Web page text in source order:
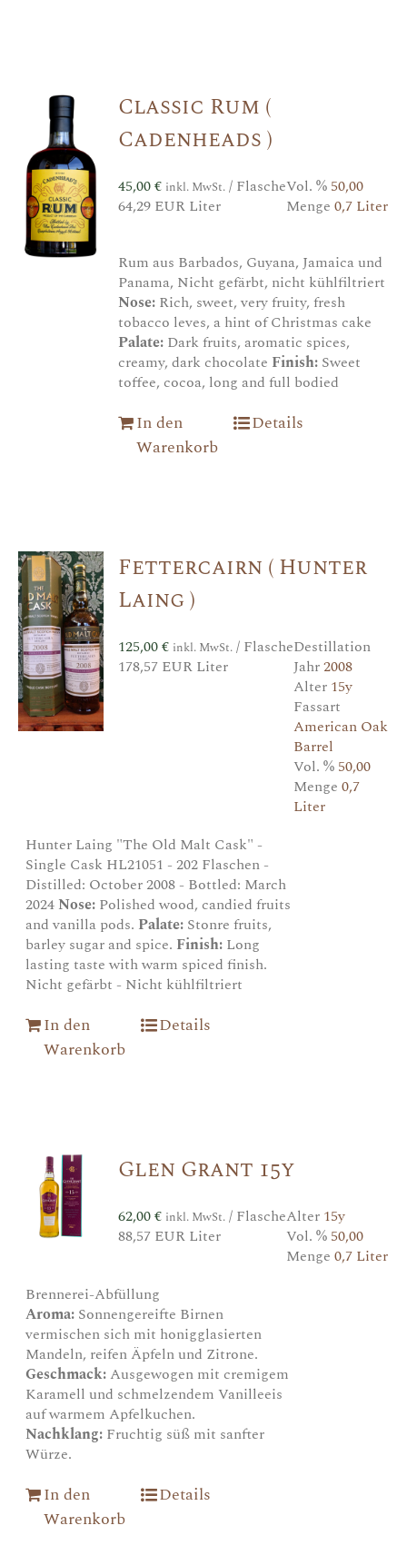
Classic Rum (
Cadenheads )
45,00€ inkl. MwSt. / Flasche
64,29 EUR Liter
Vol. % 50,00
Menge0,7 Liter
Rum aus Barbados, Guyana, Jamaica und
Panama, Nicht gefärbt, nicht kühlfiltriert
Nose: Rich, sweet, very fruity, fresh
tobacco leves, a hint of Christmas cake
Palate: Dark fruits, aromatic spices,
creamy, dark chocolate Finish: Sweet
toffee, cocoa, long and full bodied
In den
Warenkorb
Details
Fettercairn ( Hunter
Laing )
125,00€ inkl. MwSt. / Flasche
178,57 EUR Liter
Destillation
Jahr2008
Alter 15y
Fassart
American Oak
Barrel
Vol. % 50,00
Menge0,7
Liter
Hunter Laing "The Old Malt Cask" -
Single Cask HL21051 - 202 Flaschen -
Distilled: October 2008 - Bottled: March
2024 Nose: Polished wood, candied fruits
and vanilla pods. Palate: Stonre fruits,
barley sugar and spice. Finish: Long
lasting taste with warm spiced finish.
Nicht gefärbt - Nicht kühlfiltriert
In den
Warenkorb
Details
Glen Grant 15y
62,00€ inkl. MwSt. / Flasche
88,57 EUR Liter
Alter 15y
Vol. % 50,00
Menge0,7 Liter
Brennerei-Abfüllung
Aroma: Sonnengereifte Birnen
vermischen sich mit honigglasierten
Mandeln, reifen Äpfeln und Zitrone.
Geschmack:Ausgewogen mit cremigem
Karamell und schmelzendem Vanilleeis
auf warmem Apfelkuchen.
Nachklang: Fruchtig süß mit sanfter
Würze.
In den
Warenkorb
Details